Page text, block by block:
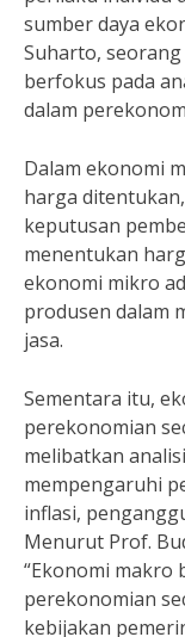
sumber daya
Suharto,
berfokus pada
dalam
Dalam ekonomi
harga
keputusan
menentukan
ekonomi mikro
produsen dalam
jasa.
Sementara itu,
perekonomian
melibatkan
mempengaruhi
inflasi,
Menurut Prof.
“Ekonomi makro
perekonomian
kebijakan